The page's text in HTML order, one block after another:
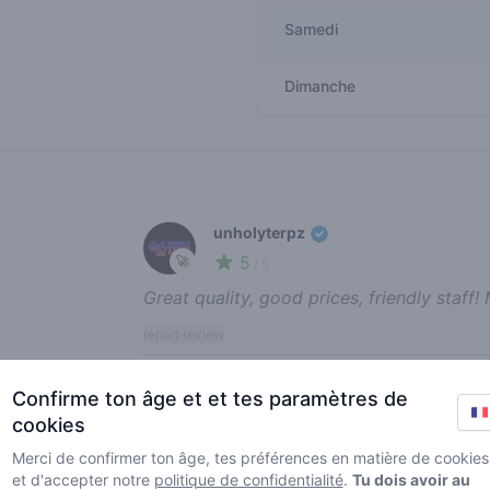
Samedi
Dimanche
🚀
unholyterpz
5
Great quality, good prices, friendly staff!
/ 5
Perfect dagje gehad in Zwolle. Wat een
Confirme ton âge et et tes paramètres de
cookies
Merci de confirmer ton âge, tes préférences en matière de cookies
et d'accepter notre politique de confidentialité. Tu dois avoir au